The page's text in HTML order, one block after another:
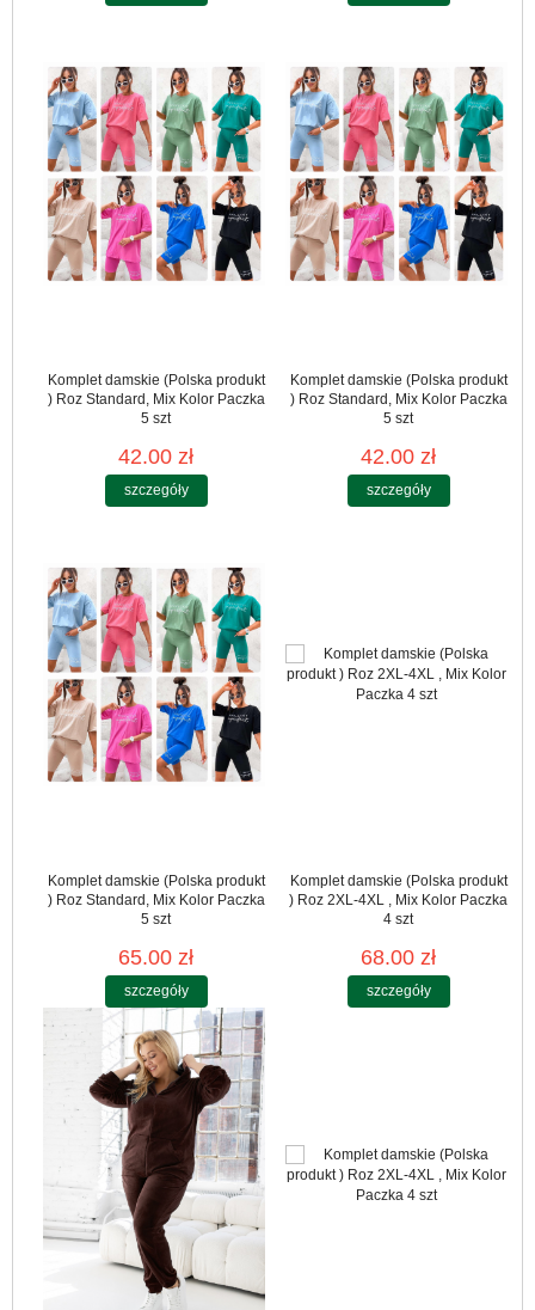
Komplet damskie (Polska produkt
) Roz Standard, Mix Kolor Paczka
5 szt
42.00 zł
szczegóły
Komplet damskie (Polska produkt
) Roz Standard, Mix Kolor Paczka
5 szt
42.00 zł
szczegóły
Komplet damskie (Polska produkt
) Roz Standard, Mix Kolor Paczka
5 szt
65.00 zł
szczegóły
Komplet damskie (Polska produkt
) Roz 2XL-4XL , Mix Kolor Paczka
4 szt
68.00 zł
szczegóły